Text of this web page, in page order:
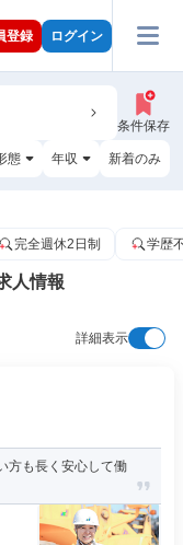
登録 ログイン
条件保存
態 年収 新着のみ
完全週休2日制 学歴
人情報
詳細表示
方も長く安心して働